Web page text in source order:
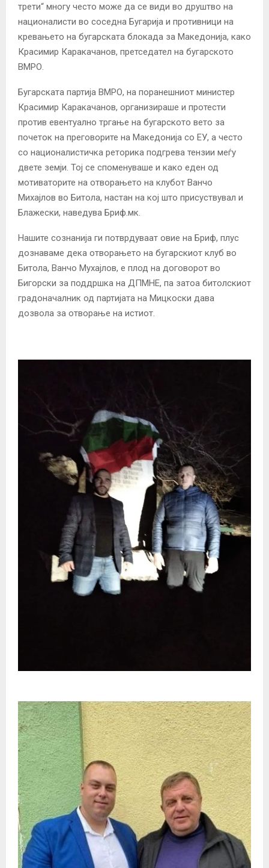
трети“ многу често може да се види во друштво на
националисти во соседна Бугарија и противници на
кревањето на бугарската блокада за Македонија, како
Красимир Каракачанов, претседател на бугарското
ВМРО.
Бугарската партија ВМРО, на поранешниот министер
Красимир Каракачанов, организираше и протести
против евентуално тргање на бугарското вето за
почеток на преговорите на Македонија со ЕУ, а често
со националистичка реторика подгрева тензии меѓу
двете земји. Тој се споменуваше и како еден од
мотиваторите на отворањето на клубот Ванчо
Михајлов во Битола, настан на кој што присуствувал и
Блажески, наведува Бриф.мк.
Нашите сознанија ги потврдуваат овие на Бриф, плус
дознаваме дека отворањето на бугарскиот клуб во
Битола, Ванчо Мухајлов, е плод на договорот во
Бигорски за поддршка на ДПМНЕ, па затоа битолскиот
градоначалник од партијата на Мицкоски дава
дозвола за отворање на истиот.